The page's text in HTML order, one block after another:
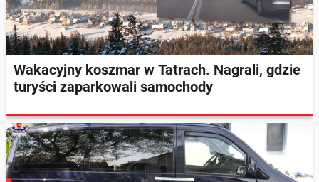
Wakacyjny koszmar w Tatrach. Nagrali, gdzie
turyści zaparkowali samochody